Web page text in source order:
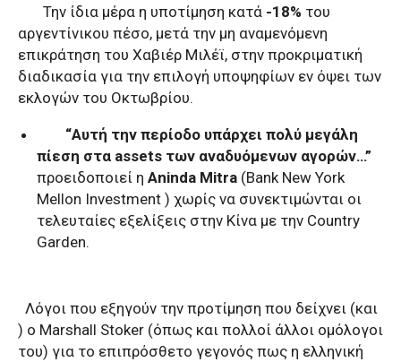
Την ίδια μέρα η υποτίμηση κατά -18% του
αργεντίνικου πέσο, μετά την μη αναμενόμενη
επικράτηση του Χαβιέρ Μιλέϊ, στην προκριματική
διαδικασία για την επιλογή υποψηφίων εν όψει των
εκλογών του Οκτωβρίου.
“Αυτή την περίοδο υπάρχει πολύ μεγάλη
πίεση στα assets των αναδυόμενων αγορών…”
προειδοποιεί η Aninda Mitra (Bank New York
Mellon Investment ) χωρίς να συνεκτιμώνται οι
τελευταίες εξελίξεις στην Κίνα με την Country
Garden.
Λόγοι που εξηγούν την προτίμηση που δείχνει (και
) ο Marshall Stoker (όπως και πολλοί άλλοι ομόλογοι
του) για το επιπρόσθετο γεγονός πως η ελληνική